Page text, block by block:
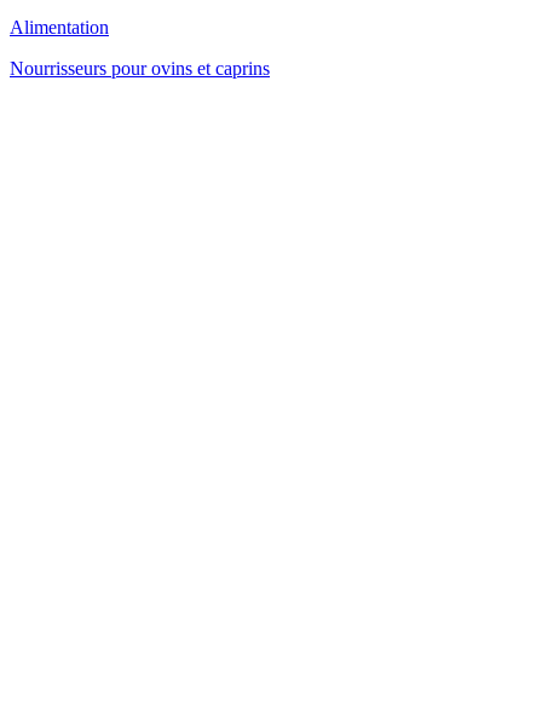
Alimentation
Nourrisseurs pour ovins et caprins